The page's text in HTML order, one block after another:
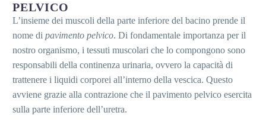
PELVICO
L’insieme dei muscoli della parte inferiore del bacino prende il
nome di pavimento pelvico. Di fondamentale importanza per il
nostro organismo, i tessuti muscolari che lo compongono sono
responsabili della continenza urinaria, ovvero la capacità di
trattenere i liquidi corporei all’interno della vescica. Questo
avviene grazie alla contrazione che il pavimento pelvico esercita
sulla parte inferiore dell’uretra.